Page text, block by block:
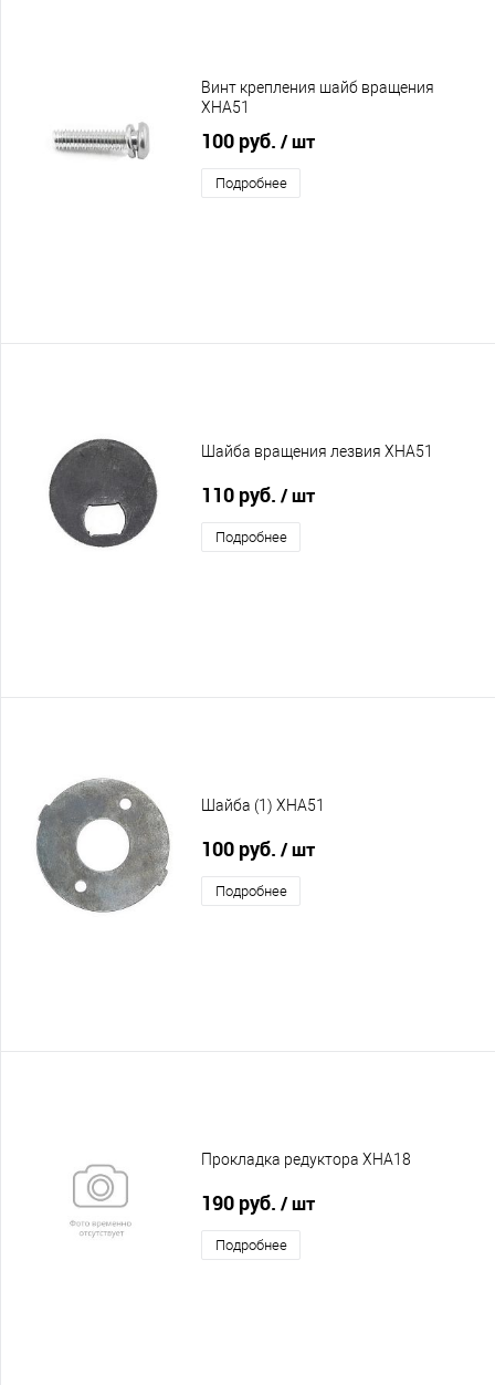
Винт крепления шайб вращения
XHA51
100 руб. / шт
Подробнее
Шайба вращения лезвия XHA51
110 руб. / шт
Подробнее
Шайба (1) XHA51
100 руб. / шт
Подробнее
Прокладка редуктора XHA18
190 руб. / шт
Подробнее